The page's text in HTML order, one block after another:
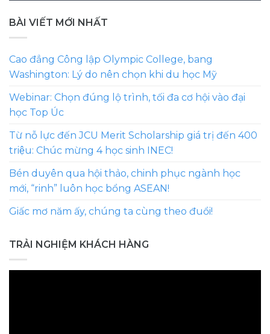
BÀI VIẾT MỚI NHẤT
Cao đẳng Công lập Olympic College, bang
Washington: Lý do nên chọn khi du học Mỹ
Webinar: Chọn đúng lộ trình, tối đa cơ hội vào đại
học Top Úc
Từ nỗ lực đến JCU Merit Scholarship giá trị đến 400
triệu: Chúc mừng 4 học sinh INEC!
Bén duyên qua hội thảo, chinh phục ngành học
mới, “rinh” luôn học bổng ASEAN!
Giấc mơ năm ấy, chúng ta cùng theo đuổi!
TRẢI NGHIỆM KHÁCH HÀNG